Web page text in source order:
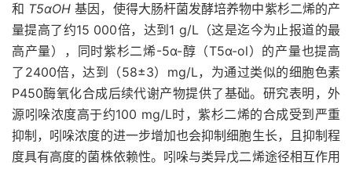
和 T5αOH 基因，使得大肠杆菌发酵培养物中紫杉二烯的产
量提高了约15 000倍，达到1 g/L（这是迄今为止报道的最
高产量），同时紫杉二烯-5α-醇（T5α-ol）的产量也提高
了2400倍，达到（58±3）mg/L，为通过类似的细胞色素
P450酶氧化合成后续代谢产物提供了基础。研究表明，外
源吲哚浓度高于约100 mg/L时，紫杉二烯的合成受到严重
抑制，吲哚浓度的进一步增加也会抑制细胞生长，且抑制程
度具有高度的菌株依赖性。吲哚与类异戊二烯途径相互作用